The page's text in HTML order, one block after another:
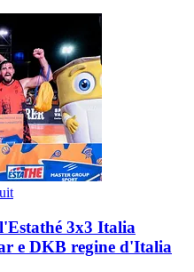
3x3 Italia
e DKB regine d'Italia